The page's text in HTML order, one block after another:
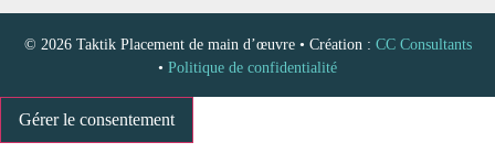
© 2026 Taktik Placement de main d’œuvre • Création : CC Consultants
• Politique de confidentialité
Gérer le consentement